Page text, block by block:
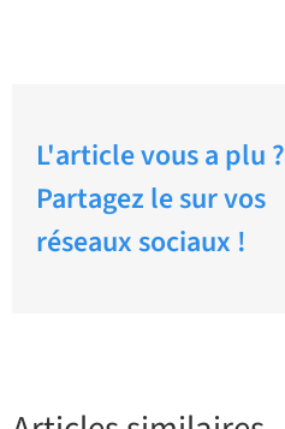
L'article vous a plu ?
Partagez le sur vos
réseaux sociaux !